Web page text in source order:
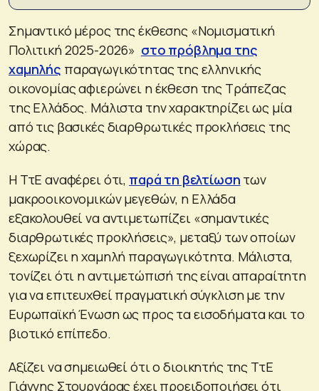
Σημαντικό μέρος της έκθεσης «Νομισματική
Πολιτική 2025-2026» στο πρόβλημα της
χαμηλής παραγωγικότητας της ελληνικής
οικονομίας αφιερώνει η έκθεση της Τράπεζας
της Ελλάδος. Μάλιστα την χαρακτηρίζει ως μία
από τις βασικές διαρθρωτικές προκλήσεις της
χώρας.
Η ΤτΕ αναφέρει ότι, παρά τη βελτίωση των
μακροοικονομικών μεγεθών, η Ελλάδα
εξακολουθεί να αντιμετωπίζει «σημαντικές
διαρθρωτικές προκλήσεις», μεταξύ των οποίων
ξεχωρίζει η χαμηλή παραγωγικότητα. Μάλιστα,
τονίζει ότι η αντιμετώπισή της είναι απαραίτητη
για να επιτευχθεί πραγματική σύγκλιση με την
Ευρωπαϊκή Ένωση ως προς τα εισοδήματα και το
βιοτικό επίπεδο.
Αξίζει να σημειωθεί ότι ο διοικητής της ΤτΕ
Γιάννης Στουρνάρας έχει προειδοποιήσει ότι